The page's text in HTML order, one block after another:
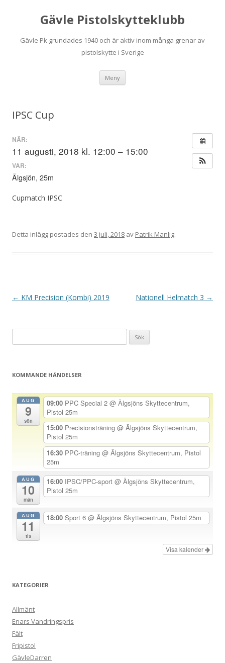
Gävle Pistolskytteklubb
Gävle Pk grundades 1940 och är aktiv inom många grenar av
pistolskytte i Sverige
Meny
IPSC Cup
NÄR:
11 augusti, 2018 kl. 12:00 – 15:00
VAR:
Älgsjön, 25m
Cupmatch IPSC
Detta inlägg postades den 3 juli, 2018 av Patrik Manlig.
I
n
n
← KM Precision (Kombi) 2019 Nationell Helmatch 3 →
efter:
KOMMANDE HÄNDELSER
AUG
9
sön
09:00 PPC Special 2 @ Älgsjöns Skyttecentrum,
Pistol 25m
15:00 Precisionsträning @ Älgsjöns Skyttecentrum,
Pistol 25m
16:30 PPC-träning @ Älgsjöns Skyttecentrum, Pistol
25m
AUG
10
mån
16:00 IPSC/PPC-sport @ Älgsjöns Skyttecentrum,
Pistol 25m
AUG
11
tis
18:00 Sport 6 @ Älgsjöns Skyttecentrum, Pistol 25m
Visa kalender
KATEGORIER
Allmänt
Enars Vandringspris
Fält
Fripistol
GävleDarren